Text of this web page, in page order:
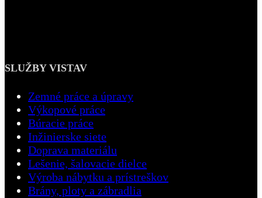
SLUŽBY VISTAV
Zemné práce a úpravy
Výkopové práce
Búracie práce
Inžinierske siete
Doprava materiálu
Lešenie, šalovacie dielce
Výroba nábytku a prístreškov
Brány, ploty a zábradlia